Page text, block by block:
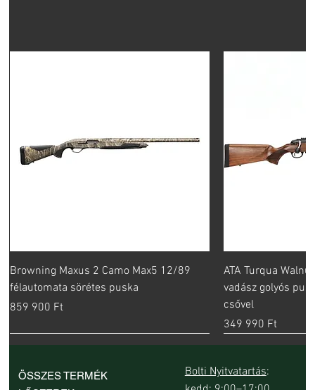
Browning Maxus 2 Camo Max5 12/89
félautomata sörétes puska
Ár
859 900 Ft
ATA Turqua
vadász golyós
csővel
Ár
349 990 Ft
ÖSSZES TERMÉK
Bolti Nyitvatartás: